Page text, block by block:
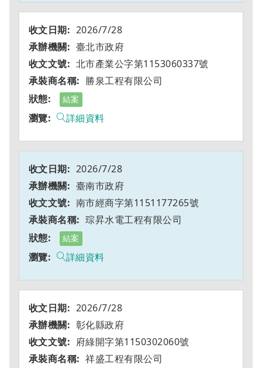
2026/7/28
臺北市政府
北市產業公字第1153060337號
勝泉工程有限公司
結案
詳細資料
2026/7/28
臺南市政府
南市經商字第1151177265號
琮昇水電工程有限公司
結案
詳細資料
2026/7/28
彰化縣政府
府綠開字第1150302060號
祥盛工程有限公司